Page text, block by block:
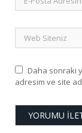
Daha sonraki
adresim ve site